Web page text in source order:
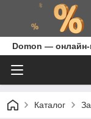
Domon — онлайн-
Каталог